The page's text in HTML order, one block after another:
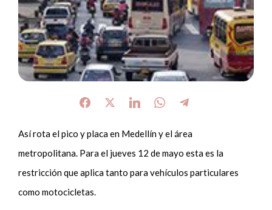
Así rota el pico y placa en Medellín y el área
metropolitana. Para el jueves 12 de mayo esta es la
restricción que aplica tanto para vehículos particulares
como motocicletas.